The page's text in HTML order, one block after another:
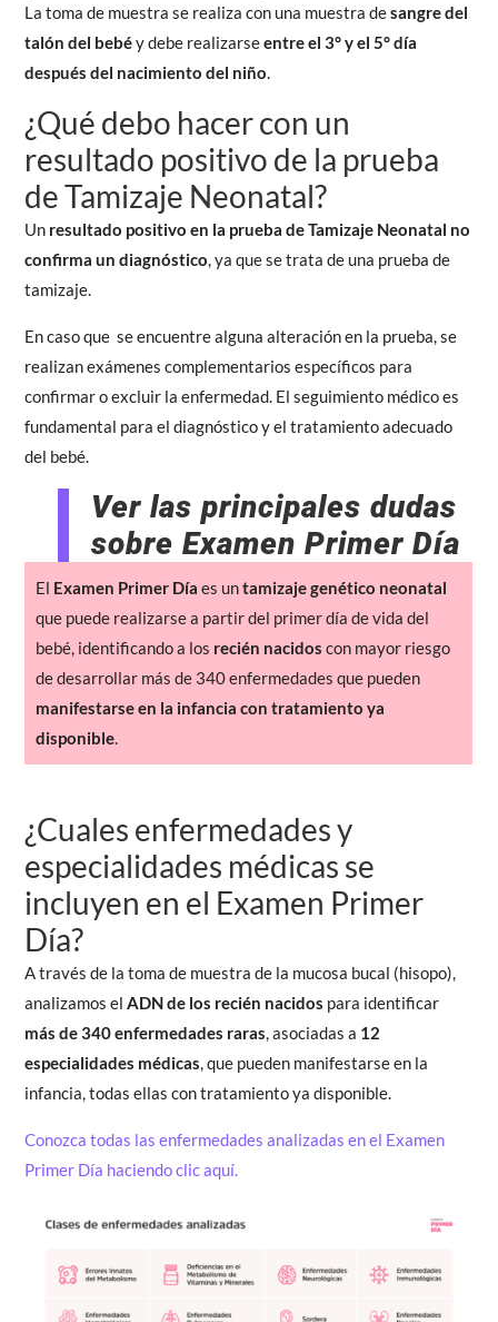
La toma de muestra se realiza con una muestra desangre del
talón del bebéy debe realizarseentre el 3°y el 5°día
después del nacimiento del niño
¿Qué debo hacer con un
resultado positivo de la prueba
de Tamizaje Neonatal?
Un resultado positivo en la prueba de Tamizaje Neonatal no
confirma un diagnóstico , ya que se trata de una prueba de
tamizaje.
En caso que se encuentre alguna alteración en la prueba, se
realizanexámenes complementarios específicos para
confirmar o excluir la enfermedad. El seguimiento médico es
fundamental para el diagnóstico y el tratamiento adecuado
del bebé.
Ver las principales dudas
sobre Examen Primer Día
El Examen Primer Día es untamizaje genético neonatal
que puede realizarse a partir del primer día de vida del
bebé, identificando a los recién nacidos con mayor riesgo
de desarrollar más de 340 enfermedades que pueden
manifestarse en la infancia con tratamiento ya
disponible
¿Cuales enfermedades y
especialidades médicas se
incluyen en el Examen Primer
Día?
A través de la toma de muestra de la mucosa bucal (hisopo),
analizamos el ADN de los recién nacidos para identificar
más de 340 enfermedades raras , asociadas a 12
especialidades médicas , que pueden manifestarse en la
infancia, todas ellas con tratamiento ya disponible.
Conozca todas las enfermedades analizadas en el Examen
Primer Día haciendo clic aquí.